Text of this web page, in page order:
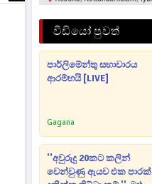
වීඩියෝ පුවත්
පාර්ලිමේන්තු සභාවාරය
ආරම්භයි [LIVE]
Gagana
''අවුරුදු 20කට කලින්
වෙන්වුණු ඇයව එක පාරක්